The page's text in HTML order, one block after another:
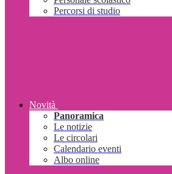
Percorsi di studio
Novità
Panoramica
Le notizie
Le circolari
Calendario eventi
Albo online